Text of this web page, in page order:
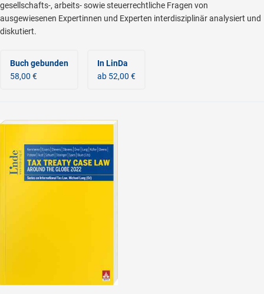
gesellschafts-, arbeits- sowie steuerrechtliche Fragen von
ausgewiesenen Expertinnen und Experten interdisziplinär analysiert und
diskutiert.
Buch gebunden
58,00 €
In LinDa
ab 52,00 €